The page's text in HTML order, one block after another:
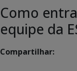
Como
equipe da
Compartilhar: